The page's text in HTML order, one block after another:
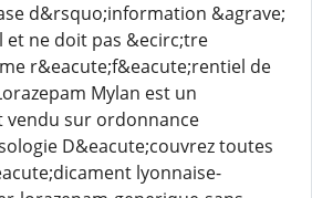
d&rsquo;information &agrave;
et ne doit pas &ecirc;tre
r&eacute;f&eacute;rentiel de
Mylan est un
vendu sur ordonnance
D&eacute;couvrez toutes
lyonnaise-